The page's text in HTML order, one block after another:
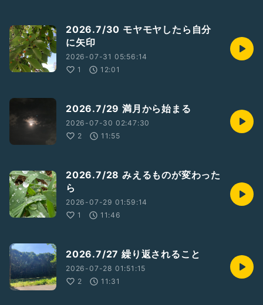
2026.7/30 モヤモヤしたら自分
に矢印
2026-07-31 05:56:14
1
12:01
2026.7/29 満月から始まる
2026-07-30 02:47:30
2
11:55
2026.7/28 みえるものが変わった
ら
2026-07-29 01:59:14
1
11:46
2026.7/27 繰り返されること
2026-07-28 01:51:15
2
11:31